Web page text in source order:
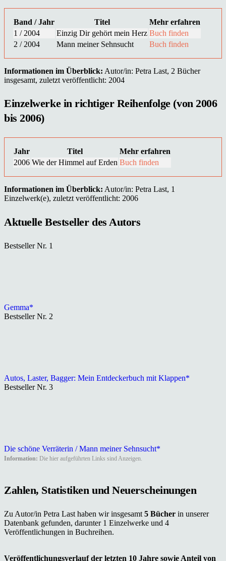
Band / Jahr Titel
Mehr erfahren
1 / 2004
Einzig Dir gehört mein Herz Buch finden
2 / 2004
Mann meiner Sehnsucht Buch finden
Informationen im Überblick: Autor/in: Petra Last, 2 Bücher
insgesamt, zuletzt veröffentlicht: 2004
Einzelwerke in richtiger Reihenfolge (von 2006
bis 2006)
Jahr Titel
Mehr erfahren
2006 Wie der Himmel auf Erden Buch finden
Informationen im Überblick: Autor/in: Petra Last, 1
Einzelwerk(e), zuletzt veröffentlicht: 2006
Aktuelle Bestseller des Autors
Bestseller Nr. 1
Gemma*
Bestseller Nr. 2
Autos, Laster, Bagger: Mein Entdeckerbuch mit Klappen*
Bestseller Nr. 3
Die schöne Verräterin / Mann meiner Sehnsucht*
Information: Die hier aufgeführten Links sind Anzeigen.
Zahlen, Statistiken und Neuerscheinungen
Zu Autor/in Petra Last haben wir insgesamt 5 Bücher in unserer
Datenbank gefunden, darunter 1 Einzelwerke und 4
Veröffentlichungen in Buchreihen.
Veröffentlichungsverlauf der letzten 10 Jahre sowie Anteil von